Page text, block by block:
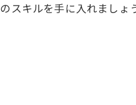
スキルを手に入れましょう